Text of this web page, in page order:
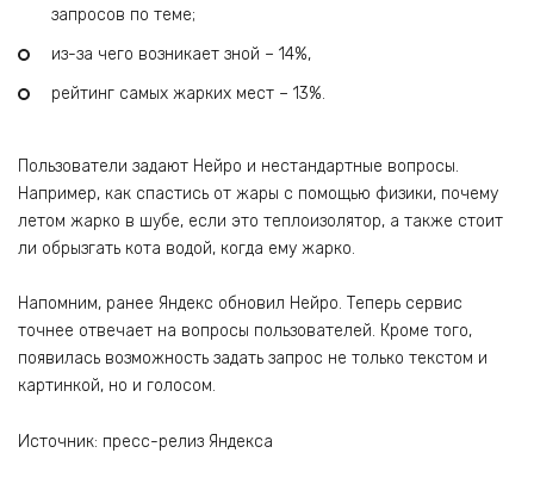
запросов по теме;
из-за чего возникает зной – 14%,
рейтинг самых жарких мест – 13%.
Пользователи задают Нейро и нестандартные вопросы.
Например, как спастись от жары с помощью физики, почему
летом жарко в шубе, если это теплоизолятор, а также стоит
ли обрызгать кота водой, когда ему жарко.
Напомним, ранее Яндекс обновил Нейро. Теперь сервис
точнее отвечает на вопросы пользователей. Кроме того,
появилась возможность задать запрос не только текстом и
картинкой, но и голосом.
Источник: пресс-релиз Яндекса